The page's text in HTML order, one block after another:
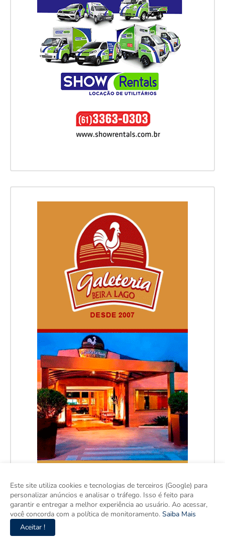
Este site utiliza cookies e tecnologias de terceiros (Google) para
personalizar anúncios e analisar o tráfego. Isso é feito para
garantir e entregar a melhor experiência ao usuário. Ao acessar,
você concorda com a política de monitoramento. Saiba Mais
Aceitar !